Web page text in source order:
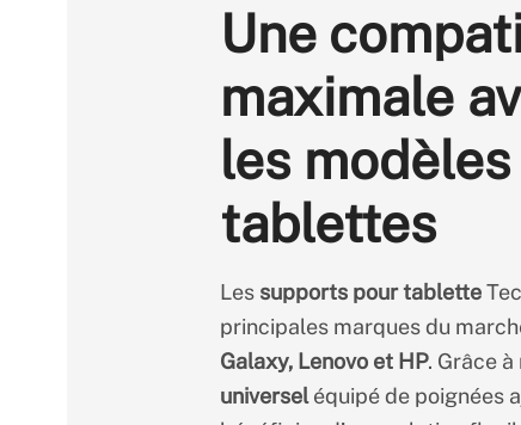
Une
maximale
les
tablettes
Les supports pour tablette
principales marques du
Galaxy, Lenovo et HP. Grâce
universeléquipé de poignées